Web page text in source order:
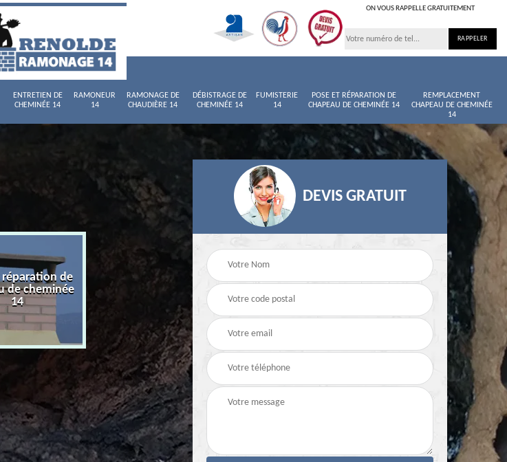
ON VOUS RAPPELLE GRATUITEMENT
ENTRETIEN DE
CHEMINÉE 14
RAMONEUR
14
RAMONAGE DE
CHAUDIÈRE 14
DÉBISTRAGE DE
CHEMINÉE 14
FUMISTERIE
14
POSE ET RÉPARATION DE
CHAPEAU DE CHEMINÉE 14
REMPLACEMENT
CHAPEAU DE CHEMINÉE
14
réparation de
de cheminée
14
Tubage de cheminée
Entretien de cheminée
Ramoneur 14
DEVIS GRATUIT